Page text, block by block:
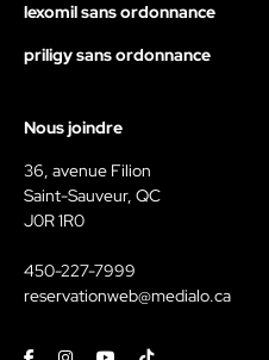
lexomil sans ordonnance
priligy sans ordonnance
Nous joindre
36, avenue Filion
Saint-Sauveur, QC
J0R 1R0
450-227-7999
reservationweb@medialo.ca